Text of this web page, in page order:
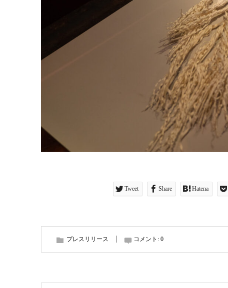
Tweet Share Hatena
プレスリリース コメント: 0